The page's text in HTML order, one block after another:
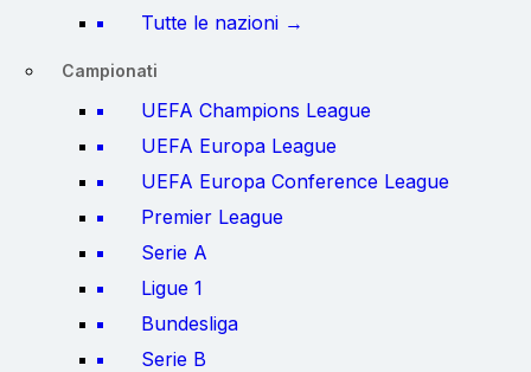
Tutte le nazioni →
Campionati
UEFA Champions League
UEFA Europa League
UEFA Europa Conference League
Premier League
Serie A
Ligue 1
Bundesliga
Serie B